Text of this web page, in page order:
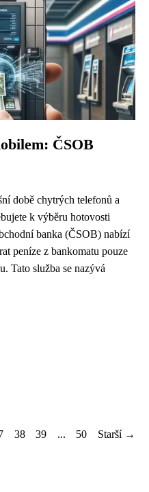
ČSOB
době chytrých telefonů a
k výběru hotovosti
banka (ČSOB) nabízí
peníze z bankomatu pouze
Tato služba se nazývá
38 39 ... 50 Starší →